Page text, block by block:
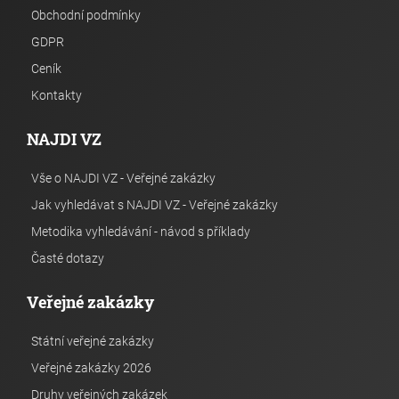
Obchodní podmínky
GDPR
Ceník
Kontakty
NAJDI VZ
Vše o NAJDI VZ - Veřejné zakázky
Jak vyhledávat s NAJDI VZ - Veřejné zakázky
Metodika vyhledávání - návod s příklady
Časté dotazy
Veřejné zakázky
Státní veřejné zakázky
Veřejné zakázky 2026
Druhy veřejných zakázek